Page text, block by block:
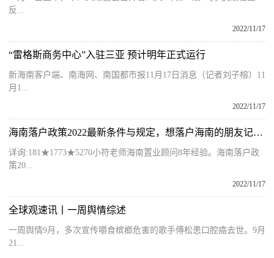
反...
2022/11/17
“雷格斯商务中心”入驻三亚 预计明年正式运行
新海南客户端、南海网、南国都市报11月17日消息（记者刘子榕）11
月1...
2022/11/17
海南落户政策2022最新条件与规定，想落户海南的朋友记得收藏
详询:181★1773★5270小符老师海南置业顾问8年经验。海南落户政
策20...
2022/11/17
全球观速讯丨一周舆情综述
一周舆情9月，多次宣传嚼食槟榔危害的歌手傅松患口腔癌去世。9月
21...